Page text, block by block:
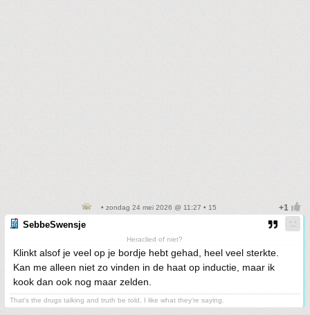
• zondag 24 mei 2026 @ 11:27 • 15
SebbeSwensje
Heraclied of niet?
Klinkt alsof je veel op je bordje hebt gehad, heel veel sterkte.
Kan me alleen niet zo vinden in de haat op inductie, maar ik
kook dan ook nog maar zelden.
That's the drugs talking and truth be told, I like what they're saying.